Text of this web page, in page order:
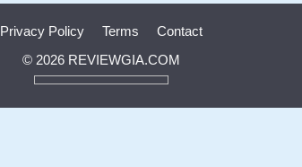
Privacy Policy Terms
Contact
© 2026 REVIEWGIA.COM